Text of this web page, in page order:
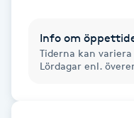
Huduppstramning
Hudvård
Info om
Tiderna kan
Lördagar enl.